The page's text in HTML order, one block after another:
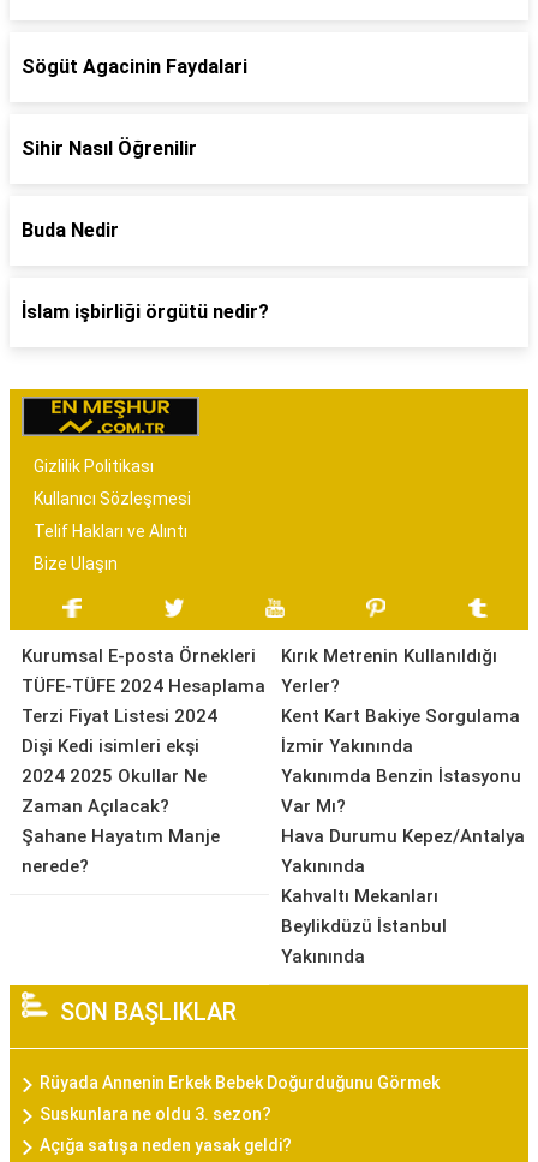
Sögüt Agacinin Faydalari
Sihir Nasıl Öğrenilir
Buda Nedir
İslam işbirliği örgütü nedir?
Gizlilik Politikası
Kullanıcı Sözleşmesi
Telif Hakları ve Alıntı
Bize Ulaşın
Kurumsal E-posta Örnekleri
TÜFE-TÜFE 2024 Hesaplama
Terzi Fiyat Listesi 2024
Dişi Kedi isimleri ekşi
2024 2025 Okullar Ne
Zaman Açılacak?
Şahane Hayatım Manje
nerede?
Kırık Metrenin Kullanıldığı
Yerler?
Kent Kart Bakiye Sorgulama
İzmir Yakınında
Yakınımda Benzin İstasyonu
Var Mı?
Hava Durumu Kepez/Antalya
Yakınında
Kahvaltı Mekanları
Beylikdüzü İstanbul
Yakınında
SON BAŞLIKLAR
Rüyada Annenin Erkek Bebek Doğurduğunu Görmek
Suskunlara ne oldu 3. sezon?
Açığa satışa neden yasak geldi?